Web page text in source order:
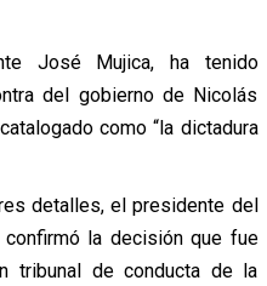
José Mujica, ha tenido
del gobierno de Nicolás
como “la dictadura
detalles, el presidente del
confirmó la decisión que fue
tribunal de conducta de la